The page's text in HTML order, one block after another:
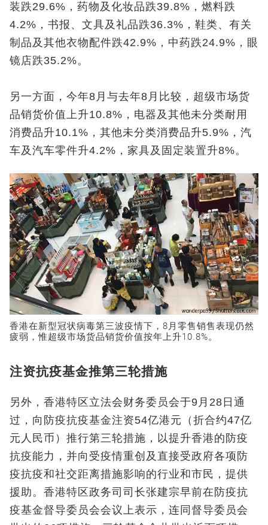
装跌29.6%，药物及化妆品跌39.8%，燃料跌
4.2%，书报、文具及礼品跌36.3%，鞋类、有关
制品及其他衣物配件跌42.9%，中药跌24.9%，眼
镜店跌35.2%。
另一方面，今年8月与去年8月比较，超级市场货
品销货价值上升10.8%，电器及其他未分类耐用
消费品升10.1%，其他未分类消费品升5.9%，汽
车及汽车零件升4.2%，家具及固定装置升8%。
香港在新型冠状病毒第三波疫情下，8月零售销售表现仍然
疲弱，惟超级市场货品销货价值按年上升10.8%。
注资抗疫基金推第三轮措施
另外，香港特区立法会财务委员会于9月28日通
过，向防疫抗疫基金注资54亿港元（折合约47亿
元人民币）推行第三轮措施，以提升香港的防疫
抗疫能力，并向受疫情重创及直接受政府各项防
疫抗疫和社交距离措施影响的行业和市民，提供
援助。香港特区政务司司长张建宗早前在防疫抗
疫基金督导委员会会议上表示，连同督导委员会